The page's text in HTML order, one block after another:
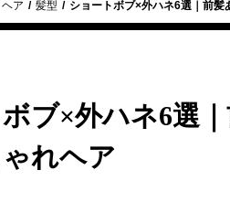
ヘア 髪型 ショートボブ×外ハネ6選｜前
ブ×外ハネ6選
れヘア